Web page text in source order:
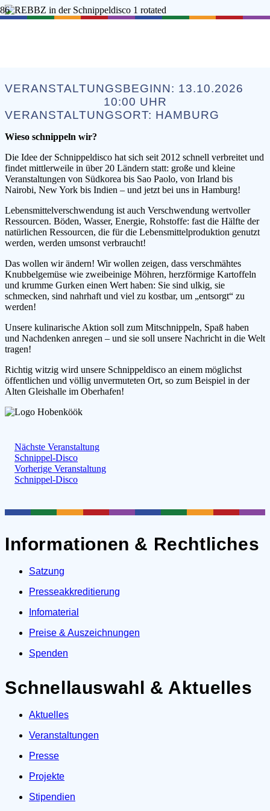
VERANSTALTUNGSBEGINN: 13.10.2026
10:00 UHR
VERANSTALTUNGSORT: HAMBURG
Wieso schnippeln wir?
Die Idee der Schnippeldisco hat sich seit 2012 schnell verbreitet und
findet mittlerweile in über 20 Ländern statt: große und kleine
Veranstaltungen von Südkorea bis Sao Paolo, von Irland bis
Nairobi, New York bis Indien – und jetzt bei uns in Hamburg!
Lebensmittelverschwendung ist auch Verschwendung wertvoller
Ressourcen. Böden, Wasser, Energie, Rohstoffe: fast die Hälfte der
natürlichen Ressourcen, die für die Lebensmittelproduktion genutzt
werden, werden umsonst verbraucht!
Das wollen wir ändern! Wir wollen zeigen, dass verschmähtes
Knubbelgemüse wie zweibeinige Möhren, herzförmige Kartoffeln
und krumme Gurken einen Wert haben: Sie sind ulkig, sie
schmecken, sind nahrhaft und viel zu kostbar, um „entsorgt“ zu
werden!
Unsere kulinarische Aktion soll zum Mitschnippeln, Spaß haben
und Nachdenken anregen – und sie soll unsere Nachricht in die Welt
tragen!
Richtig witzig wird unsere Schnippeldisco an einem möglichst
öffentlichen und völlig unvermuteten Ort, so zum Beispiel in der
Alten Gleishalle im Oberhafen!
Nächste Veranstaltung
Schnippel-Disco
Vorherige Veranstaltung
Schnippel-Disco
Informationen & Rechtliches
Satzung
Presseakkreditierung
Infomaterial
Preise & Auszeichnungen
Spenden
Schnellauswahl & Aktuelles
Aktuelles
Veranstaltungen
Presse
Projekte
Stipendien